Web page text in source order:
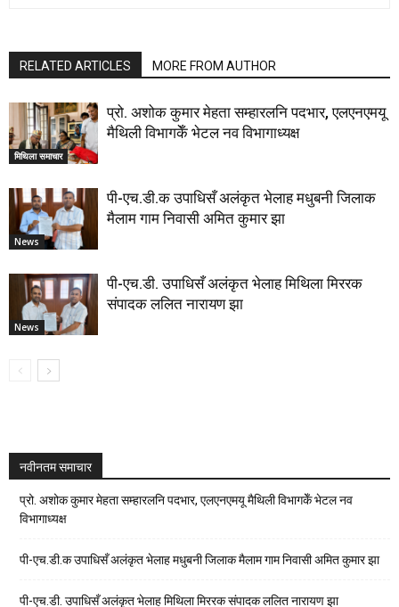
RELATED ARTICLES MORE FROM AUTHOR
मिथिला समाचार
प्रो. अशोक कुमार मेहता सम्हारलनि पदभार, एलएनएमयू
मैथिली विभागकेँ भेटल नव विभागाध्यक्ष
News
पी-एच.डी.क उपाधिसँ अलंकृत भेलाह मधुबनी जिलाक
मैलाम गाम निवासी अमित कुमार झा
News
पी-एच.डी. उपाधिसँ अलंकृत भेलाह मिथिला मिररक
संपादक ललित नारायण झा
नवीनतम समाचार
प्रो. अशोक कुमार मेहता सम्हारलनि पदभार, एलएनएमयू मैथिली विभागकेँ भेटल नव
विभागाध्यक्ष
पी-एच.डी.क उपाधिसँ अलंकृत भेलाह मधुबनी जिलाक मैलाम गाम निवासी अमित कुमार झा
पी-एच.डी. उपाधिसँ अलंकृत भेलाह मिथिला मिररक संपादक ललित नारायण झा